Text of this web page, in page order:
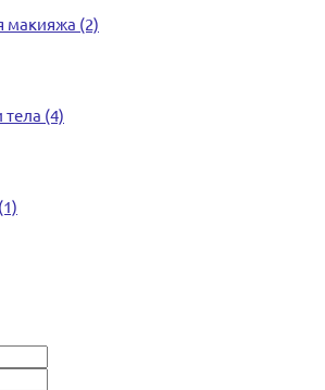
макияжа (2)
тела (4)
(1)